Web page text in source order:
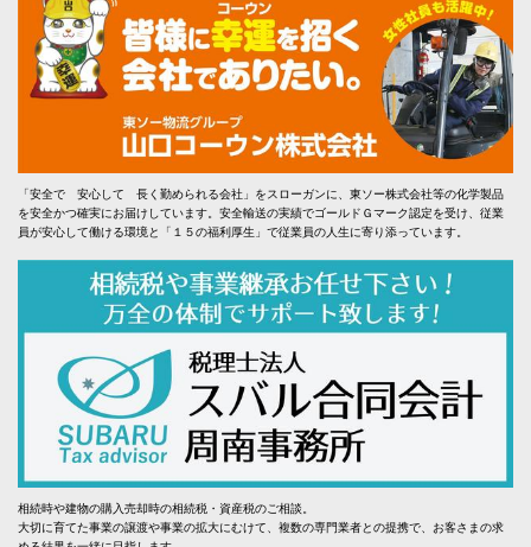
「安全で 安心して 長く勤められる会社」をスローガンに、東ソー株式会社等の化学製品
を安全かつ確実にお届けしています。安全輸送の実績でゴールドＧマーク認定を受け、従業
員が安心して働ける環境と「１５の福利厚生」で従業員の人生に寄り添っています。
相続時や建物の購入売却時の相続税・資産税のご相談。
大切に育てた事業の譲渡や事業の拡大にむけて、複数の専門業者との提携で、お客さまの求